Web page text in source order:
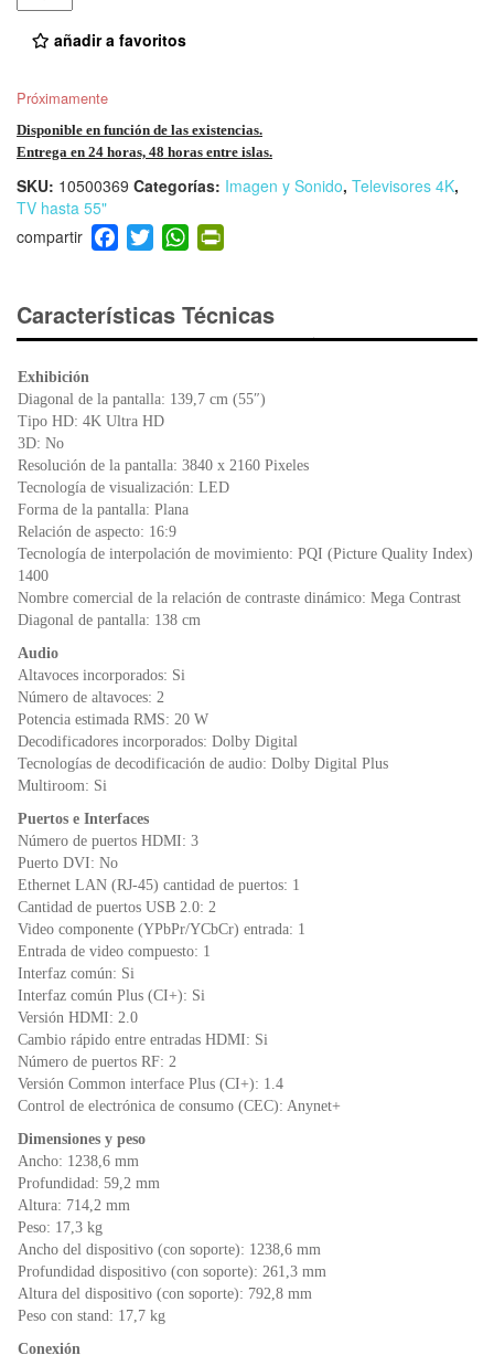
añadir a favoritos
Próximamente
Disponible en función de las existencias.
Entrega en 24 horas, 48 horas entre islas.
SKU: 10500369 Categorías: Imagen y Sonido, Televisores 4K,
TV hasta 55"
F
a
e
b
o
k
T
wi
er
W
h
s
A
p
ri
e
dl
y
Características Técnicas
Exhibición
Diagonal de la pantalla: 139,7 cm (55″)
Tipo HD: 4K Ultra HD
3D: No
Resolución de la pantalla: 3840 x 2160 Pixeles
Tecnología de visualización: LED
Forma de la pantalla: Plana
Relación de aspecto: 16:9
Tecnología de interpolación de movimiento: PQI (Picture Quality Index)
1400
Nombre comercial de la relación de contraste dinámico: Mega Contrast
Diagonal de pantalla: 138 cm
Audio
Altavoces incorporados: Si
Número de altavoces: 2
Potencia estimada RMS: 20 W
Decodificadores incorporados: Dolby Digital
Tecnologías de decodificación de audio: Dolby Digital Plus
Multiroom: Si
Puertos e Interfaces
Número de puertos HDMI: 3
Puerto DVI: No
Ethernet LAN (RJ-45) cantidad de puertos: 1
Cantidad de puertos USB 2.0: 2
Video componente (YPbPr/YCbCr) entrada: 1
Entrada de video compuesto: 1
Interfaz común: Si
Interfaz común Plus (CI+): Si
Versión HDMI: 2.0
Cambio rápido entre entradas HDMI: Si
Número de puertos RF: 2
Versión Common interface Plus (CI+): 1.4
Control de electrónica de consumo (CEC): Anynet+
Dimensiones y peso
Ancho: 1238,6 mm
Profundidad: 59,2 mm
Altura: 714,2 mm
Peso: 17,3 kg
Ancho del dispositivo (con soporte): 1238,6 mm
Profundidad dispositivo (con soporte): 261,3 mm
Altura del dispositivo (con soporte): 792,8 mm
Peso con stand: 17,7 kg
Conexión